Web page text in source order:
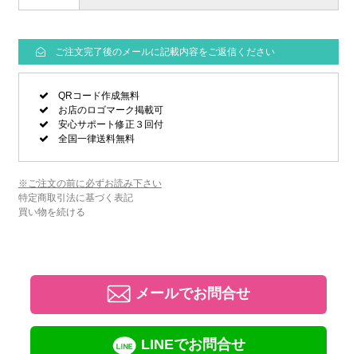
ご注文完了後のメールに記載内容をご返信ください
QRコード作成無料
お店のロゴマーク掲載可
安心サポート修正３回付
全国一律送料無料
※ご注文の前に必ずお読み下さい
特定商取引法に基づく表記
買い物を続ける
メールでお問合せ
LINEでお問合せ